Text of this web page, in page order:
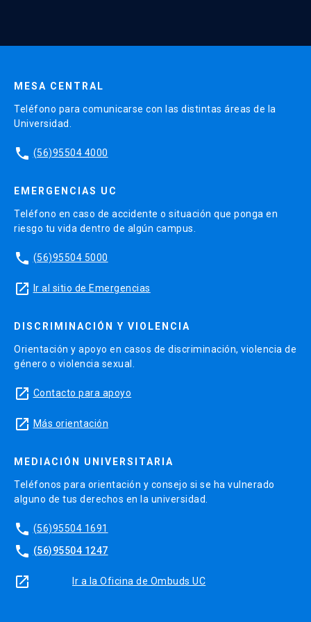
MESA CENTRAL
Teléfono para comunicarse con las distintas áreas de la
Universidad.
phone (56)95504 4000
EMERGENCIAS UC
Teléfono en caso de accidente o situación que ponga en
riesgo tu vida dentro de algún campus.
phone (56)95504 5000
launch Ir al sitio de Emergencias
DISCRIMINACIÓN Y VIOLENCIA
Orientación y apoyo en casos de discriminación, violencia de
género o violencia sexual.
launch Contacto para apoyo
launch Más orientación
MEDIACIÓN UNIVERSITARIA
Teléfonos para orientación y consejo si se ha vulnerado
alguno de tus derechos en la universidad.
phone (56)95504 1691
phone (56)95504 1247
launch Ir a la Oficina de Ombuds UC